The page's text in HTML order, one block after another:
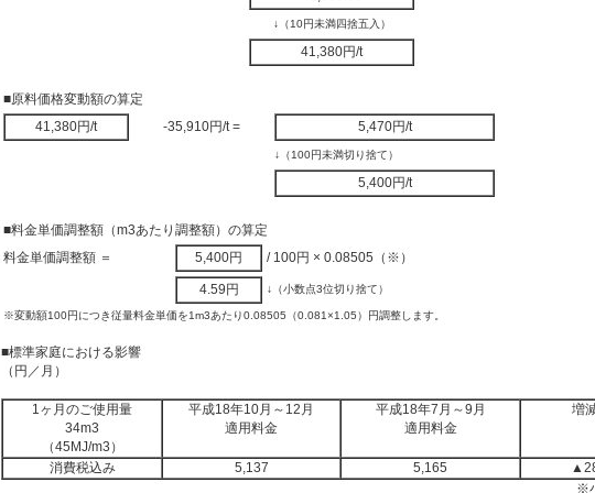
↓（10円未満四捨五入）
41,380円/t
■原料価格変動額の算定
41,380円/t
-35,910円/t = 5,470円/t
↓（100円未満切り捨て）
5,400円/t
■料金単価調整額（m3あたり調整額）の算定
料金単価調整額 ＝
5,400円 / 100円 × 0.08505（※）
4.59円 ↓（小数点3位切り捨て）
※変動額100円につき従量料金単価を1m3あたり0.08505（0.081×1.05）円調整します。
■標準家庭における影響
（円／月）
1ヶ月のご使用量
34m3
（45MJ/m3）
平成18年10月～12月
適用料金
平成18年7月～9月
適用料金
増
消費税込み 5,137 5,165
※